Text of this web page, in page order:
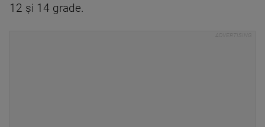
12 şi 14 grade.